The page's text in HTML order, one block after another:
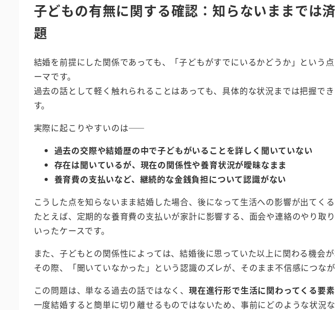
子どもの有無に関する確認：知らないままでは
題
結婚を前提にした関係であっても、「子どもがすでにいるかどうか」という
ーマです。
過去の話として軽く触れられることはあっても、具体的な状況までは把握で
す。
実際に起こりやすいのは――
過去の交際や結婚歴の中で子どもがいることを詳しく聞いていない
存在は聞いているが、現在の関係性や養育状況が曖昧なまま
養育費の支払いなど、継続的な金銭負担について認識がない
こうした点を知らないまま結婚した場合、後になって生活への影響が出てくる
たとえば、定期的な養育費の支払いが家計に影響する、面会や連絡のやり取
いったケースです。
また、子どもとの関係性によっては、結婚後に思っていた以上に関わる機会が
その際、「聞いていなかった」という認識のズレが、そのまま不信感につなが
この問題は、単なる過去の話ではなく、 現在進行形で生活に関わってくる要素
一度結婚すると簡単に切り離せるものではないため、事前にどのような状況